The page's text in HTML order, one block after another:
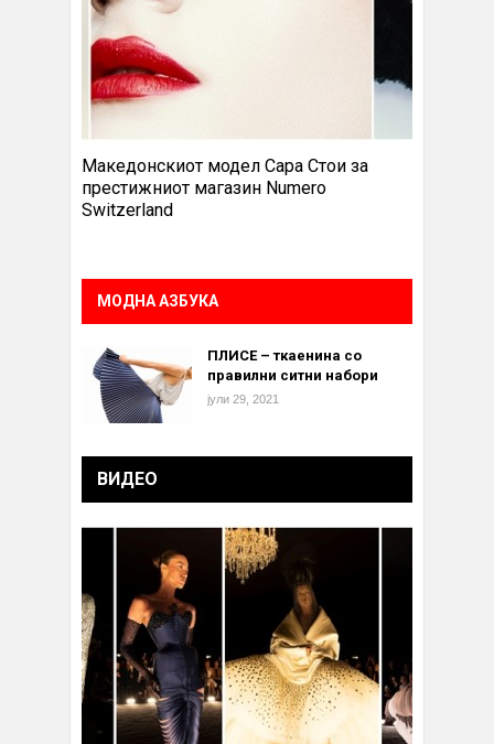
Македонскиот модел Сара Стои за
престижниот магазин Numero
Switzerland
МОДНА АЗБУКА
ПЛИСЕ – ткаенина со
правилни ситни набори
јули 29, 2021
ВИДЕО